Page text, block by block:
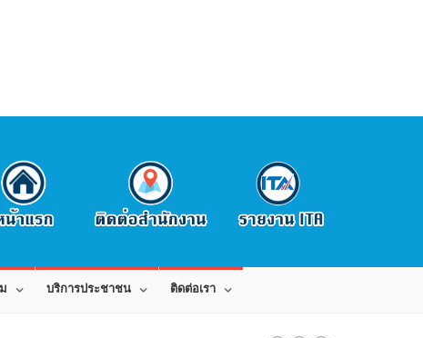
บริการประชาชน ติดต่อเรา